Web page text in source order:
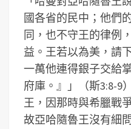
國各省的民中；他們
同，也不守王的律例
益。王若以為美，請
一萬他連得銀子交給
府庫。』」（斯3:8-9
王，因那時與希臘戰
故亞哈隨魯王沒有細